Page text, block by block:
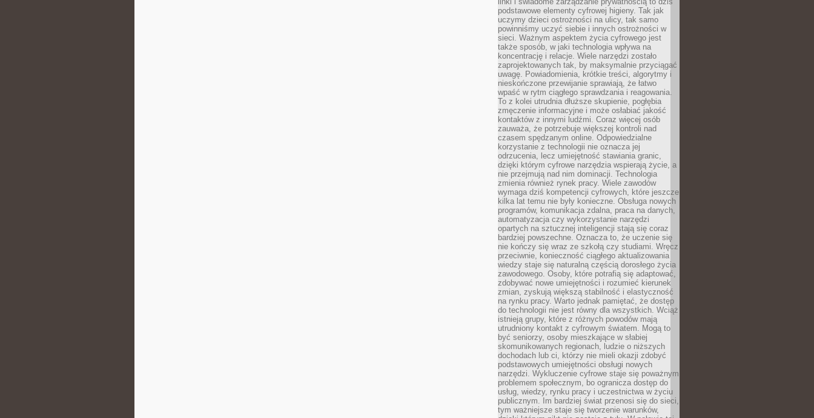
podstawowe elementy cyfrowej higieny. Tak jak
uczymy dzieci ostrożności na ulicy, tak samo
powinniśmy uczyć siebie i innych ostrożności w
sieci. Ważnym aspektem życia cyfrowego jest
także sposób, w jaki technologia wpływa na
koncentrację i relacje. Wiele narzędzi zostało
zaprojektowanych tak, by maksymalnie przyciągać
uwagę. Powiadomienia, krótkie treści, algorytmy i
nieskończone przewijanie sprawiają, że łatwo
wpaść w rytm ciągłego sprawdzania i reagowania.
To z kolei utrudnia dłuższe skupienie, pogłębia
zmęczenie informacyjne i może osłabiać jakość
kontaktów z innymi ludźmi. Coraz więcej osób
zauważa, że potrzebuje większej kontroli nad
czasem spędzanym online. Odpowiedzialne
korzystanie z technologii nie oznacza jej
odrzucenia, lecz umiejętność stawiania granic,
dzięki którym cyfrowe narzędzia wspierają życie, a
nie przejmują nad nim dominacji. Technologia
zmienia również rynek pracy. Wiele zawodów
wymaga dziś kompetencji cyfrowych, które jeszcze
kilka lat temu nie były konieczne. Obsługa nowych
programów, komunikacja zdalna, praca na danych,
automatyzacja czy wykorzystanie narzędzi
opartych na sztucznej inteligencji stają się coraz
bardziej powszechne. Oznacza to, że uczenie się
nie kończy się wraz ze szkołą czy studiami. Wręcz
przeciwnie, konieczność ciągłego aktualizowania
wiedzy staje się naturalną częścią dorosłego życia
zawodowego. Osoby, które potrafią się adaptować,
zdobywać nowe umiejętności i rozumieć kierunek
zmian, zyskują większą stabilność i elastyczność
na rynku pracy. Warto jednak pamiętać, że dostęp
do technologii nie jest równy dla wszystkich. Wciąż
istnieją grupy, które z różnych powodów mają
utrudniony kontakt z cyfrowym światem. Mogą to
być seniorzy, osoby mieszkające w słabiej
skomunikowanych regionach, ludzie o niższych
dochodach lub ci, którzy nie mieli okazji zdobyć
podstawowych umiejętności obsługi nowych
narzędzi. Wykluczenie cyfrowe staje się poważnym
problemem społecznym, bo ogranicza dostęp do
usług, wiedzy, rynku pracy i uczestnictwa w życiu
publicznym. Im bardziej świat przenosi się do sieci,
tym ważniejsze staje się tworzenie warunków,